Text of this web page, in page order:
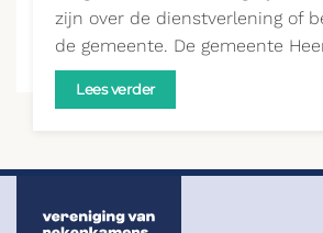
zijn over de dienstverlening of
de gemeente. De gemeente
Lees verder